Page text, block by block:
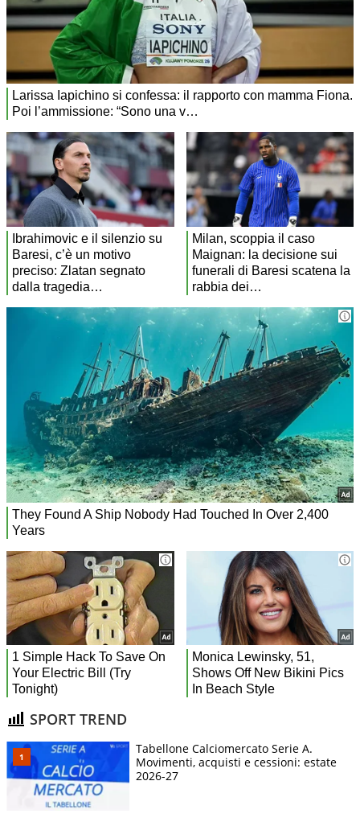
SPORT TREND
Tabellone Calciomercato Serie A.
Movimenti, acquisti e cessioni: estate
2026-27